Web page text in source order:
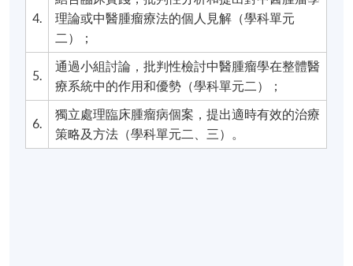
4.
理論或中醫腫瘤療法的個人見解（學科單元
二）；
5.
通過小組討論，批判性檢討中醫腫瘤學在整體醫
療系統中的作用和優勢（學科單元二）；
6.
獨立處理臨床腫瘤病個案，提出適時有效的治療
策略及方法（學科單元二、三）。